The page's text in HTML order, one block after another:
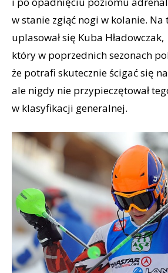
w stanie zgiąć nogi w kolanie.
uplasował się Kuba Hładowczak,
który w poprzednich sezonach
że potrafi skutecznie ścigać się
ale nigdy nie przypieczętował
w klasyfikacji generalnej.